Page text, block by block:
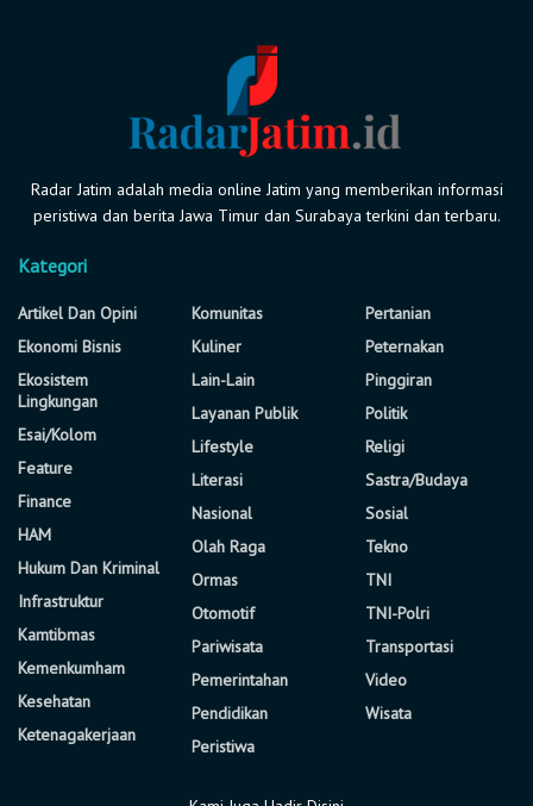
Radar Jatim adalah media online Jatim yang memberikan informasi
peristiwa dan berita Jawa Timur dan Surabaya terkini dan terbaru.
Kategori
Artikel Dan Opini
Ekonomi Bisnis
Ekosistem
Lingkungan
Esai/Kolom
Feature
Finance
HAM
Hukum Dan Kriminal
Infrastruktur
Kamtibmas
Kemenkumham
Kesehatan
Ketenagakerjaan
Komunitas
Kuliner
Lain-Lain
Layanan Publik
Lifestyle
Literasi
Nasional
Olah Raga
Ormas
Otomotif
Pariwisata
Pemerintahan
Pendidikan
Peristiwa
Pertanian
Peternakan
Pinggiran
Politik
Religi
Sastra/Budaya
Sosial
Tekno
TNI
TNI-Polri
Transportasi
Video
Wisata